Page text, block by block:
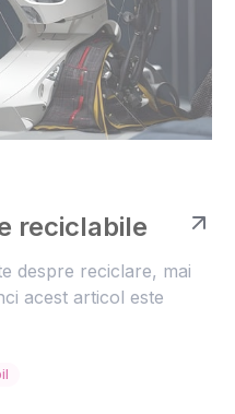
reciclabile
despre reciclare, mai
acest articol este